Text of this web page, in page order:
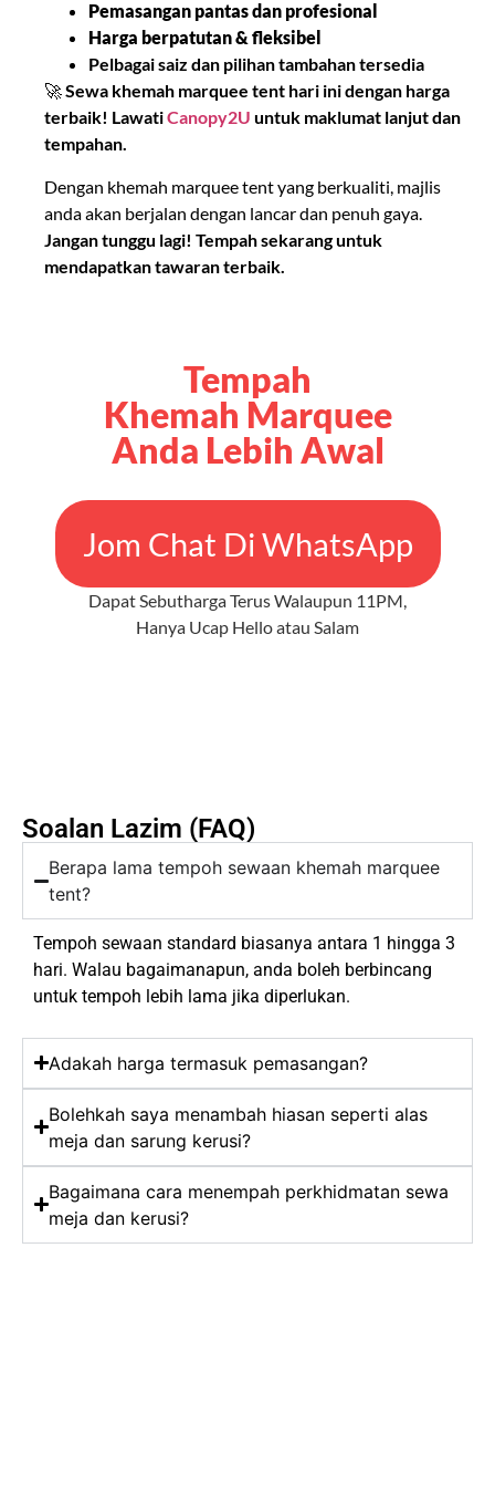
Pemasangan pantas dan profesional
Harga berpatutan & fleksibel
Pelbagai saiz dan pilihan tambahan tersedia
🚀Sewa khemah marquee tent hari ini dengan harga
terbaik! LawatiCanopy2U untuk maklumat lanjut dan
tempahan.
Dengan khemah marquee tent yang berkualiti, majlis
anda akan berjalan dengan lancar dan penuh gaya.
Jangan tunggu lagi! Tempah sekarang untuk
mendapatkan tawaran terbaik.
Tempah
Khemah Marquee
Anda Lebih Awal
Jom Chat Di WhatsApp
Dapat Sebutharga Terus Walaupun 11PM,
Hanya Ucap Hello atau Salam
Soalan Lazim (FAQ)
Berapa lama tempoh sewaan khemah marquee
tent?
Tempoh sewaan standard biasanya antara 1 hingga 3
hari. Walau bagaimanapun, anda boleh berbincang
untuk tempoh lebih lama jika diperlukan.
Adakah harga termasuk pemasangan?
Bolehkah saya menambah hiasan seperti alas
meja dan sarung kerusi?
Bagaimana cara menempah perkhidmatan sewa
meja dan kerusi?